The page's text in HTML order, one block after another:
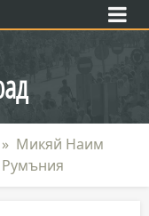
Микяй Наим
Румъния